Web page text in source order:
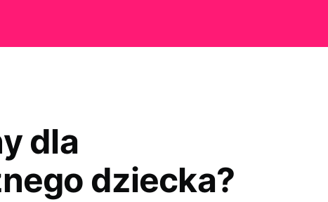
dla
dziecka?